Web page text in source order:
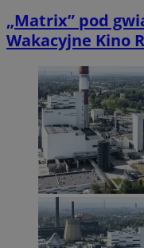
„Matrix” pod
Wakacyjne Kino